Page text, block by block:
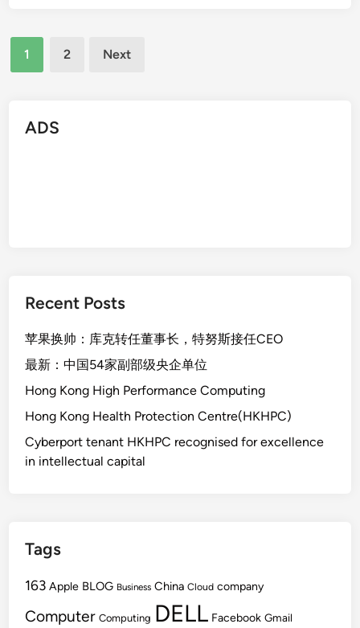
可
升
级
Posts
pagination
1 2 Next
ADS
Recent Posts
苹果换帅：库克转任董事长，特努斯接任CEO
最新：中国54家副部级央企单位
Hong Kong High Performance Computing
Hong Kong Health Protection Centre(HKHPC)
Cyberport tenant HKHPC recognised for excellence
in intellectual capital
Tags
163 Apple BLOG Business China Cloud company
Computer Computing DELL Facebook Gmail